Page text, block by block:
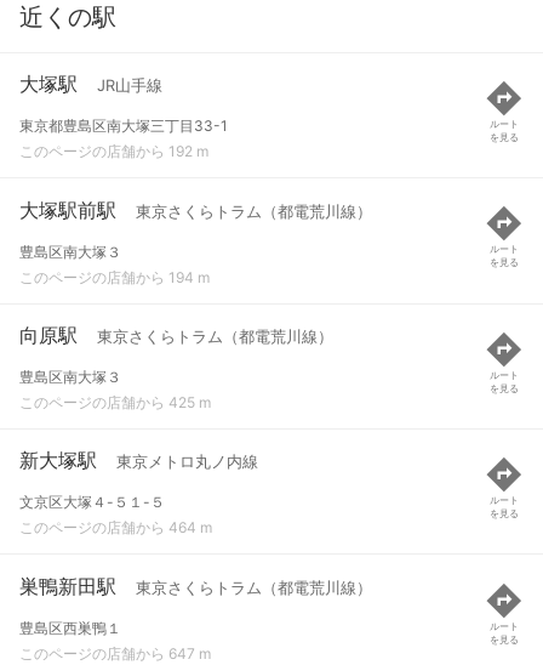
近くの駅
大塚駅 JR山手線
東京都豊島区南大塚三丁目33-1
このページの店舗から 192 m
ルート
を見る
大塚駅前駅 東京さくらトラム（都電荒川線）
豊島区南大塚３
このページの店舗から 194 m
ルート
を見る
向原駅 東京さくらトラム（都電荒川線）
豊島区南大塚３
このページの店舗から 425 m
ルート
を見る
新大塚駅 東京メトロ丸ノ内線
文京区大塚４-５１-５
このページの店舗から 464 m
ルート
を見る
巣鴨新田駅 東京さくらトラム（都電荒川線）
豊島区西巣鴨１
このページの店舗から 647 m
ルート
を見る